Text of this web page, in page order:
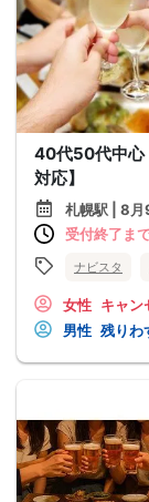
40代50代中心
対応】
札幌駅 | 8
受付終了ま
ナビスタ
女性 キャン
男性 残りわ